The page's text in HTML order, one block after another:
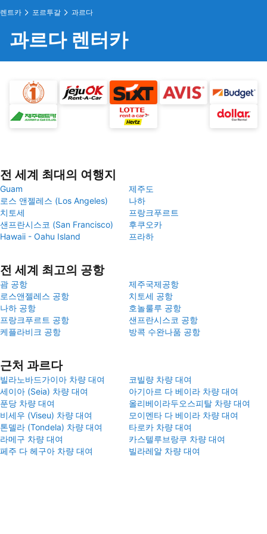
렌트카 포르투갈 과르다
과르다 렌터카
전 세계 최대의 여행지
Guam
제주도
로스 앤젤레스 (Los Angeles)
나하
치토세
프랑크푸르트
샌프란시스코 (San Francisco)
후쿠오카
Hawaii - Oahu Island
프라하
전 세계 최고의 공항
괌 공항
제주국제공항
로스앤젤레스 공항
치토세 공항
나하 공항
호놀룰루 공항
프랑크푸르트 공항
샌프란시스코 공항
케플라비크 공항
방콕 수완나품 공항
근처 과르다
빌라노바드가이아 차량 대여
코빌량 차량 대여
세이아 (Seia) 차량 대여
아기아르 다 베이라 차량 대여
푼당 차량 대여
올리베이라두오스피탈 차량 대여
비세우 (Viseu) 차량 대여
모이멘타 다 베이라 차량 대여
톤델라 (Tondela) 차량 대여
타로카 차량 대여
라메구 차량 대여
카스텔루브랑쿠 차량 대여
페주 다 헤구아 차량 대여
빌라레알 차량 대여